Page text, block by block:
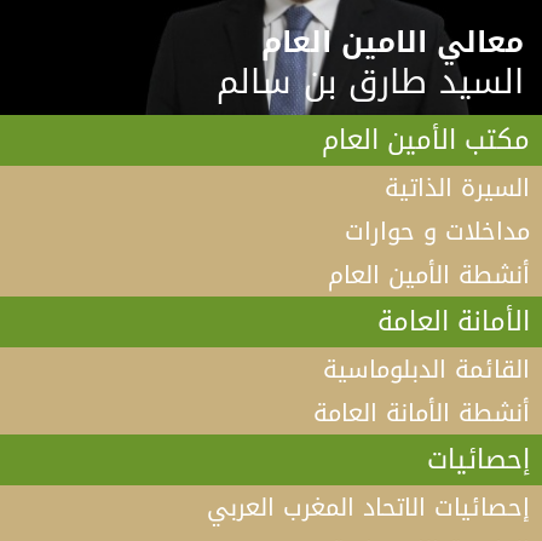
معالي الامين العام
السيد طارق بن سالم
مكتب الأمين العام
السيرة الذاتية
مداخلات و حوارات
أنشطة الأمين العام
الأمانة العامة
القائمة الدبلوماسية
أنشطة الأمانة العامة
إحصائيات
إحصائيات الاتحاد المغرب العربي